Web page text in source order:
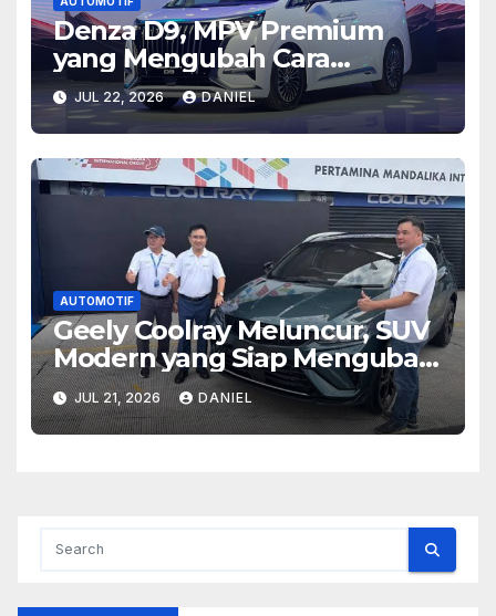
Denza D9, MPV Premium
yang Mengubah Cara
Pandang tentang
Kenyamanan Berkendara
Modern
JUL 22, 2026 DANIEL
AUTOMOTIF
Geely Coolray Meluncur, SUV
Modern yang Siap Mengubah
Persaingan di Kelasnya
JUL 21, 2026 DANIEL